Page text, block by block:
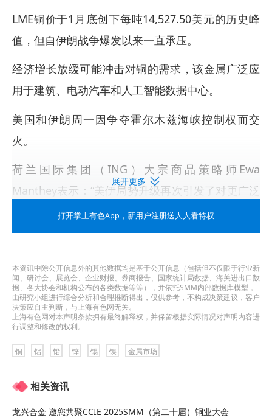
LME铜价于1月底创下每吨14,527.50美元的历史峰
值，但自伊朗战争爆发以来一直承压。
经济增长放缓可能冲击对铜的需求，该金属广泛应
用于建筑、电动汽车和人工智能数据中心。
美国和伊朗周一因争夺霍尔木兹海峡控制权而交
火。
荷兰国际集团（ING）大宗商品策略师Ewa
Manthey表示：“美伊局势升级再次引发了对更广泛
宏观层面冲击的担忧——能源价格上涨、金融环境
收紧以及工业需求疲软。”
她补充道，但许多投资者仍看好铜的长期前景，这
促使部分投资者逢低买入。
美国市场方面，COMEX 7月铜期货上涨2.32%，至
每磅5.9820美元，较LME铜价每吨溢价约115美元。
政府预计将于7月决定是否对精炼铜加征关税，此举
令美国铜价一定程度上免受拖累伦铜的全球避险情
展开更多
打开掌上有色App ，新用户注册送人人看特权
本资讯中除公开信息外的其他数据均是基于公开信息（包括但不仅限于行业新
闻、研讨会、展览会、企业财报、券商报告、国家统计局数据、海关进出口数
据、各大协会和机构公布的各类数据等等），并依托SMM内部数据库模型，
由研究小组进行综合分析和合理推断得出，仅供参考，不构成决策建议，客户
决策应自主判断，与上海有色网无关。
上海有色网对本声明条款拥有最终解释权，并保留根据实际情况对声明内容进
行调整和修改的权利。
铜 铝 铅 锌 锡 镍 金属市场
相关资讯
龙兴合金 邀您共聚CCIE 2025SMM（第二十届）铜业大会